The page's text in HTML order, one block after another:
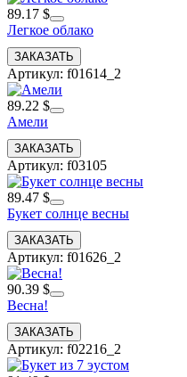
89.17 $
Легкое облако
Артикул: f01614_2
89.22 $
Амели
Артикул: f03105
89.47 $
Букет солнце весны
Артикул: f01626_2
90.39 $
Весна!
Артикул: f02216_2